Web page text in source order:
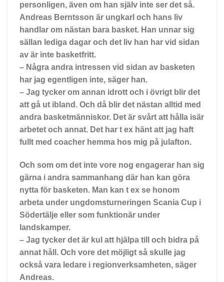
personligen, även om han själv inte ser det så.
Andreas Berntsson är ungkarl och hans liv
handlar om nästan bara basket. Han unnar sig
sällan lediga dagar och det liv han har vid sidan
av är inte basketfritt.
– Några andra intressen vid sidan av basketen
har jag egentligen inte, säger han.
– Jag tycker om annan idrott och i övrigt blir det
att gå ut ibland. Och då blir det nästan alltid med
andra basketmänniskor. Det är svårt att hålla isär
arbetet och annat. Det har t ex hänt att jag haft
fullt med coacher hemma hos mig på julafton.
Och som om det inte vore nog engagerar han sig
gärna i andra sammanhang där han kan göra
nytta för basketen. Man kan t ex se honom
arbeta under ungdomsturneringen Scania Cup i
Södertälje eller som funktionär under
landskamper.
– Jag tycker det är kul att hjälpa till och bidra på
annat håll. Och vore det möjligt så skulle jag
också vara ledare i regionverksamheten, säger
Andreas.